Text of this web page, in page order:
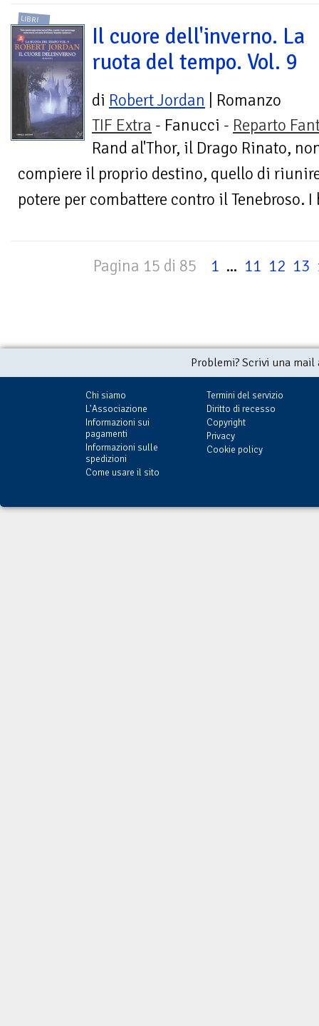
LIBRI
Il cuore dell'inverno. La
ruota del tempo. Vol. 9
di Robert Jordan | Romanzo
TIF Extra - Fanucci - Reparto
Rand al'Thor, il Drago Rinato,
compiere il proprio destino, quello di
potere per combattere contro il Tenebroso.
Pagina 15 di 85 1 ... 11 12 13
Problemi? Scrivi una
Chi siamo
L'Associazione
Informazioni sui
pagamenti
Informazioni sulle
spedizioni
Come usare il sito
Termini del servizio
Diritto di recesso
Copyright
Privacy
Cookie policy